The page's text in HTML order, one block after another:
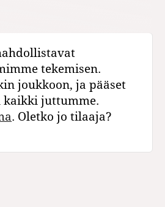
tekemisen.
joukkoon, ja pääset
kaikki juttumme.
. Oletko jo tilaaja?